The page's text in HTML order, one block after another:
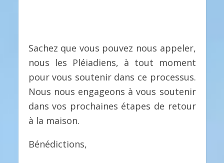
Sachez que vous pouvez nous appeler,
nous les Pléiadiens, à tout moment
pour vous soutenir dans ce processus.
Nous nous engageons à vous soutenir
dans vos prochaines étapes de retour
à la maison.
Bénédictions,